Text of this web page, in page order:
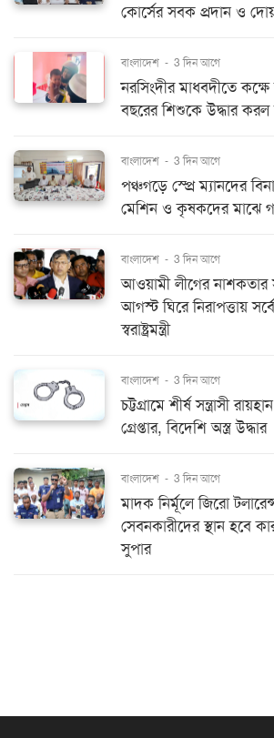
কোর্সের সবক প্রদান ও
বাংলাদেশ - 3 দিন আগে
নরসিংদীর মাধবদীতে
বছরের শিশুকে উদ্ধার করল
বাংলাদেশ - 3 দিন আগে
পঞ্চগড়ে স্প্রে ম্যানদের
মেশিন ও কৃষকদের মাঝে
বাংলাদেশ - 3 দিন আগে
আওয়ামী লীগের নাশকতার
আগস্ট ঘিরে নিরাপত্তায়
স্বরাষ্ট্রমন্ত্রী
বাংলাদেশ - 3 দিন আগে
চট্টগ্রামে শীর্ষ সন্ত্রাসী
গ্রেপ্তার, বিদেশি অস্ত্র উদ্ধার
বাংলাদেশ - 3 দিন আগে
মাদক নির্মূলে জিরো
সেবনকারীদের স্থান হবে
সুপার